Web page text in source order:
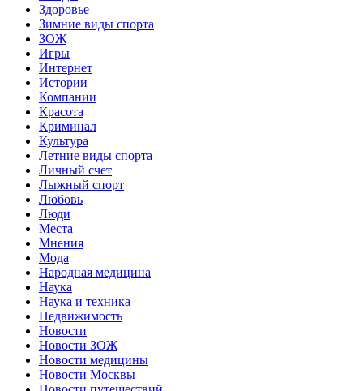
Здоровье
Зимние виды спорта
ЗОЖ
Игры
Интернет
Истории
Компании
Красота
Криминал
Культура
Летние виды спорта
Личный счет
Лыжный спорт
Любовь
Люди
Места
Мнения
Мода
Народная медицина
Наука
Наука и техника
Недвижимость
Новости
Новости ЗОЖ
Новости медицины
Новости Москвы